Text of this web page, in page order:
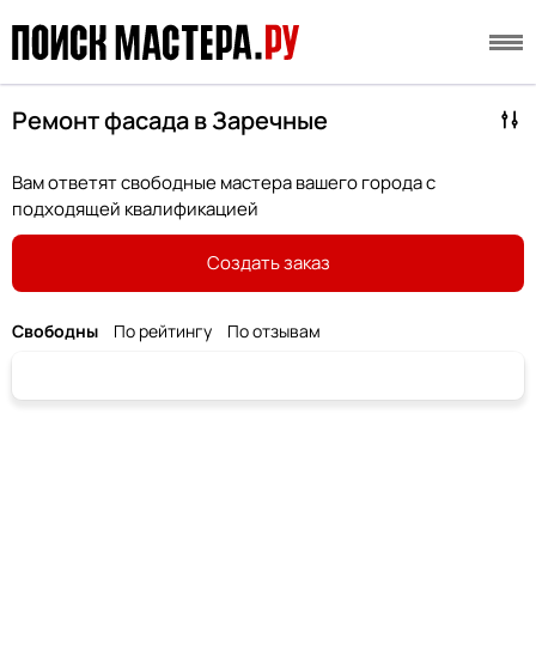
Ремонт фасада в Заречные
Вам ответят свободные мастера вашего города с
подходящей квалификацией
Создать заказ
Свободны По рейтингу По отзывам